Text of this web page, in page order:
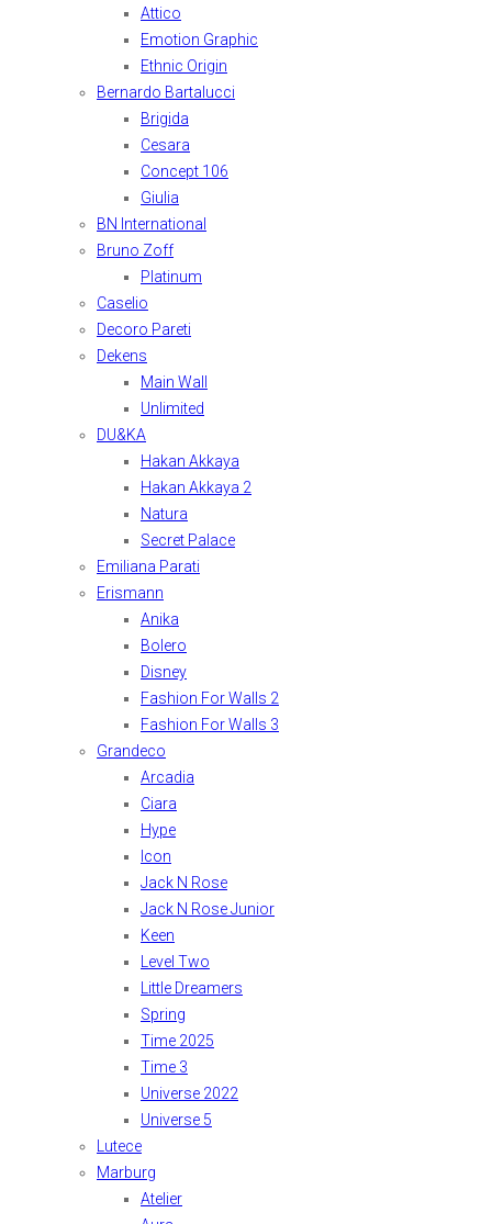
Attico
Emotion Graphic
Ethnic Origin
Bernardo Bartalucci
Brigida
Cesara
Concept 106
Giulia
BN International
Bruno Zoff
Platinum
Caselio
Decoro Pareti
Dekens
Main Wall
Unlimited
DU&KA
Hakan Akkaya
Hakan Akkaya 2
Natura
Secret Palace
Emiliana Parati
Erismann
Anika
Bolero
Disney
Fashion For Walls 2
Fashion For Walls 3
Grandeco
Arcadia
Ciara
Hype
Icon
Jack N Rose
Jack N Rose Junior
Keen
Level Two
Little Dreamers
Spring
Time 2025
Time 3
Universe 2022
Universe 5
Lutece
Marburg
Atelier